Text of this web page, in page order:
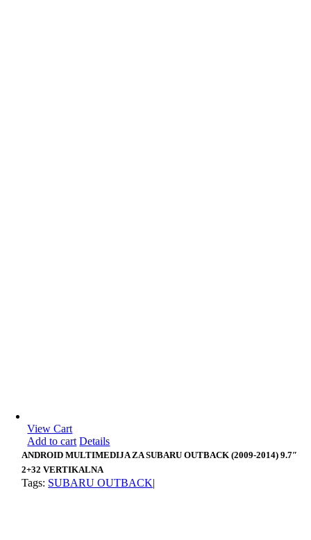
View Cart
Add to cart Details
ANDROID MULTIMEDIJA ZA SUBARU OUTBACK (2009-2014) 9.7″
2+32 VERTIKALNA
Tags: SUBARU OUTBACK|